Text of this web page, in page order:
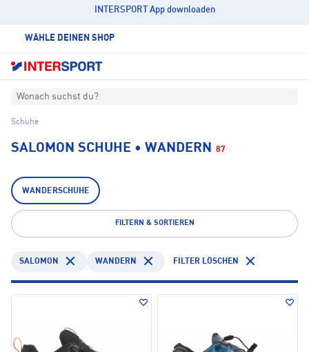
INTERSPORT App downloaden
WÄHLE DEINEN SHOP
Wonach suchst du?
Schuhe
SALOMON SCHUHE • WANDERN 87
WANDERSCHUHE
FILTERN & SORTIEREN
SALOMON WANDERN FILTER LÖSCHEN